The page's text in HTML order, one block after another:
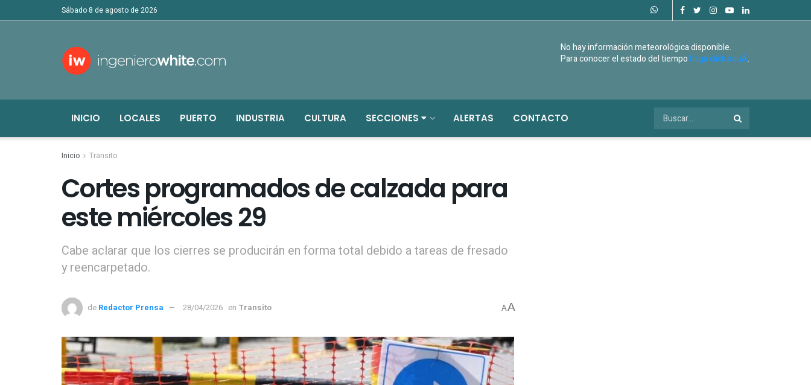
sábado 8 de agosto de 2026
No hay información meteorológica disponible.
Para conocer el estado del tiempohaga click aquÃ­.
INICIO LOCALES PUERTO INDUSTRIA CULTURA SECCIONES ALERTAS CONTACTO
Inicio Transito
Cortes programados de calzada para
este miércoles 29
Cabe aclarar que los cierres se producirán en forma total debido a tareas de fresado
y reencarpetado.
de Redactor Prensa 28/04/2026 en Transito AA